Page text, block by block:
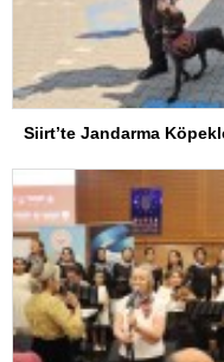
Siirt’te Jandarma